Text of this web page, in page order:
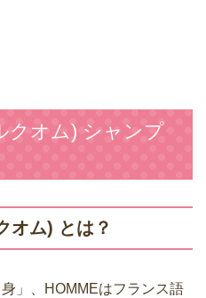
クオム) シャンプ
オム) とは？
」、HOMMEはフランス語